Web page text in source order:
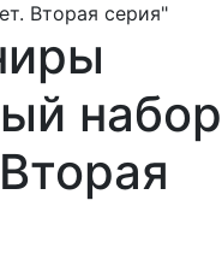
Вторая серия"
набор